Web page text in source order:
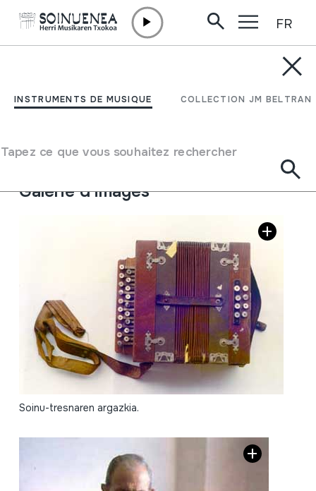
INSTRUMENTS DE MUSIQUE COLLECTION JM BELTRAN
Tapez ce que vous souhaitez rechercher
FR
ACORDEON DIATONICO
Type d'instrument de musique
Aérophones
Galerie d'images
Soinu-tresnaren argazkia.